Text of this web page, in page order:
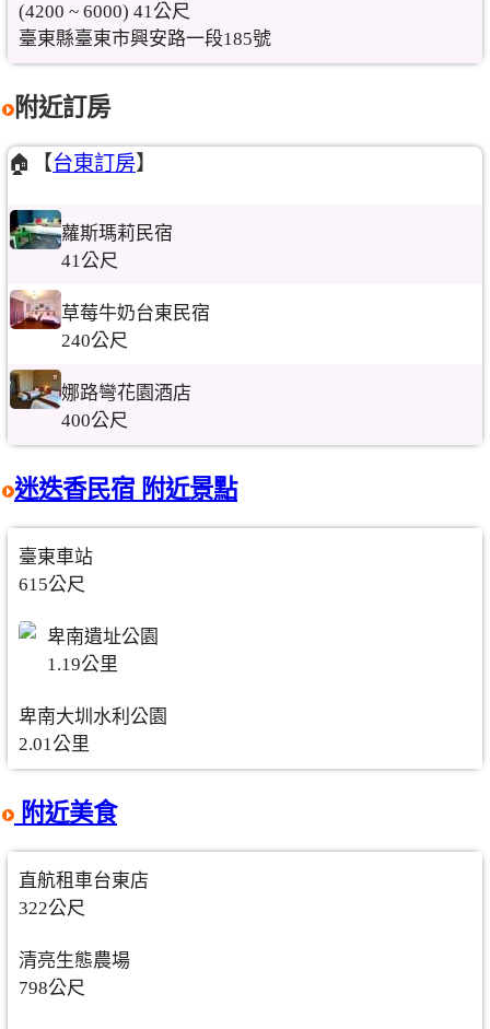
(4200 ~ 6000) 41公尺
臺東縣臺東市興安路一段185號
附近訂房
🏠【台東訂房】
蘿斯瑪莉民宿
41公尺
草莓牛奶台東民宿
240公尺
娜路彎花園酒店
400公尺
迷迭香民宿 附近景點
臺東車站
615公尺
卑南遺址公園
1.19公里
卑南大圳水利公園
2.01公里
附近美食
直航租車台東店
322公尺
清亮生態農場
798公尺